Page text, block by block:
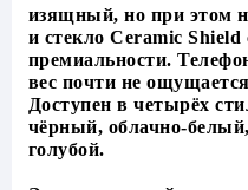
изящный, но при этом
и стекло Ceramic
премиальности.
вес почти не
Доступен в четырёх
чёрный, облачно-белый,
голубой.